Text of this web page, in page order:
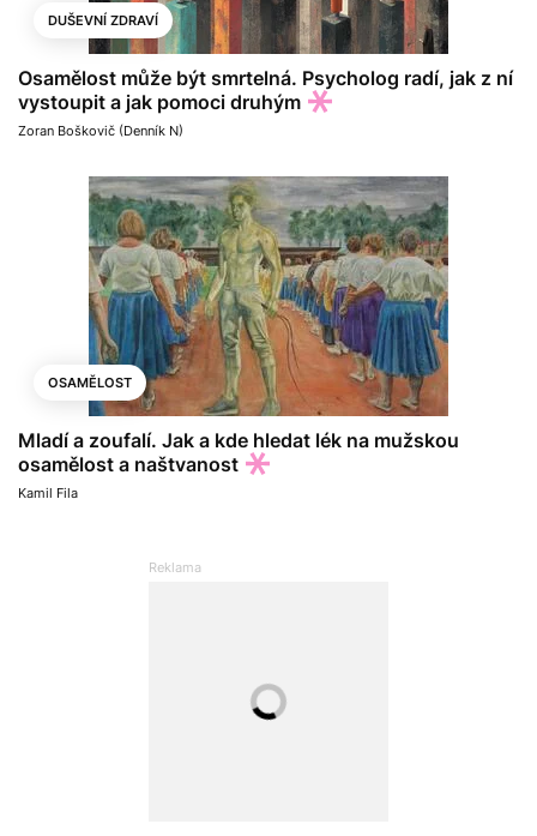
DUŠEVNÍ ZDRAVÍ
Osamělost může být smrtelná. Psycholog radí, jak z ní
vystoupit a jak pomoci druhým
Zoran Boškovič (Denník N)
OSAMĚLOST
Mladí a zoufalí. Jak a kde hledat lék na mužskou
osamělost a naštvanost
Kamil Fila